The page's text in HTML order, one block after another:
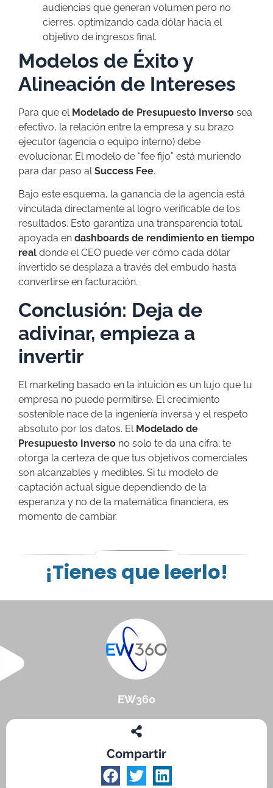
audiencias que generan volumen pero no
cierres, optimizando cada dólar hacia el
objetivo de ingresos final.
Modelos de Éxito y
Alineación de Intereses
Para que el Modelado de Presupuesto Inverso sea
efectivo, la relación entre la empresa y su brazo
ejecutor (agencia o equipo interno) debe
evolucionar. El modelo de “fee fijo” está muriendo
para dar paso alSuccess Fee.
Bajo este esquema, la ganancia de la agencia está
vinculada directamente al logro verificable de los
resultados. Esto garantiza una transparencia total,
apoyada en dashboards de rendimiento en tiempo
real donde el CEO puede ver cómo cada dólar
invertido se desplaza a través del embudo hasta
convertirse en facturación.
Conclusión: Deja de
adivinar, empieza a
invertir
El marketing basado en la intuición es un lujo que tu
empresa no puede permitirse. El crecimiento
sostenible nace de la ingeniería inversa y el respeto
absoluto por los datos. El Modelado de
Presupuesto Inverso no solo te da una cifra; te
otorga la certeza de que tus objetivos comerciales
son alcanzables y medibles. Si tu modelo de
captación actual sigue dependiendo de la
esperanza y no de la matemática financiera, es
momento de cambiar.
¡Tienes que leerlo!
EW360
Compartir